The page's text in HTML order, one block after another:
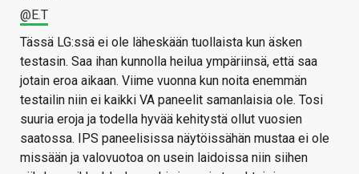
@E.T
Tässä LG:ssä ei ole läheskään tuollaista kun äsken
testasin. Saa ihan kunnolla heilua ympäriinsä, että saa
jotain eroa aikaan. Viime vuonna kun noita enemmän
testailin niin ei kaikki VA paneelit samanlaisia ole. Tosi
suuria eroja ja todella hyvää kehitystä ollut vuosien
saatossa. IPS paneelisissa näytöissähän mustaa ei ole
missään ja valovuotoa on usein laidoissa niin siihen